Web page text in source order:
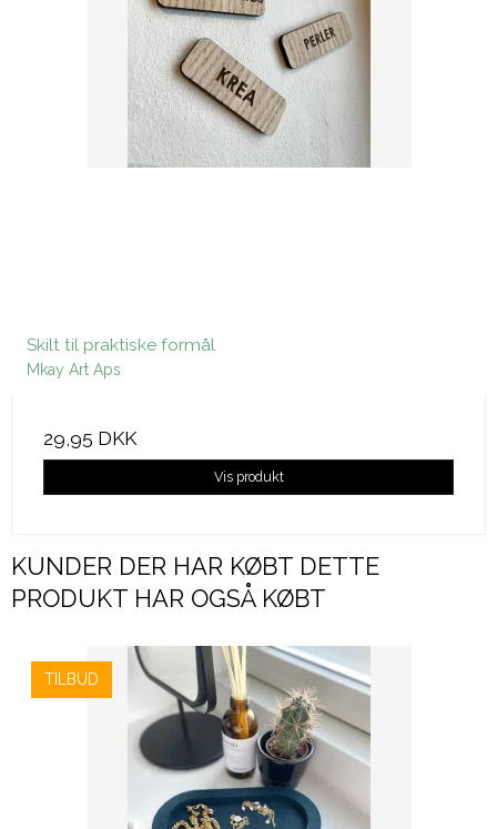
Skilt til praktiske formål
Mkay Art Aps
29,95 DKK
Vis produkt
KUNDER DER HAR KØBT DETTE
PRODUKT HAR OGSÅ KØBT
TILBUD